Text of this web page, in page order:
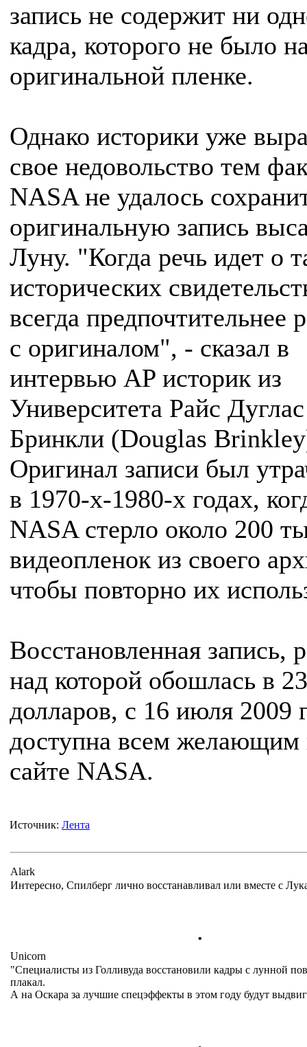
запись не содержит ни
кадра, которого не было
оригинальной пленке.
Однако историки уже
свое недовольство тем
NASA не удалось
оригинальную запись
Луну. "Когда речь идет о
исторических
всегда предпочтительнее
с оригиналом", - сказал в
интервью AP историк из
Университета Райс Дуглас
Бринкли (Douglas
Оригинал записи был
в 1970-х-1980-х годах,
NASA стерло около 200
видеопленок из своего
чтобы повторно их
Восстановленная запись,
над которой обошлась в
долларов, с 16 июля 2009
доступна всем желающим
сайте NASA.
Источник: Лента
Alark
Интересно, Спилберг лично восстанавливал или вместе с
.
Unicorn
"Специалисты из Голливуда восстановили кадры с лунной
плакал.
А на Оскара за лучшие спецэффекты в этом году будут
.